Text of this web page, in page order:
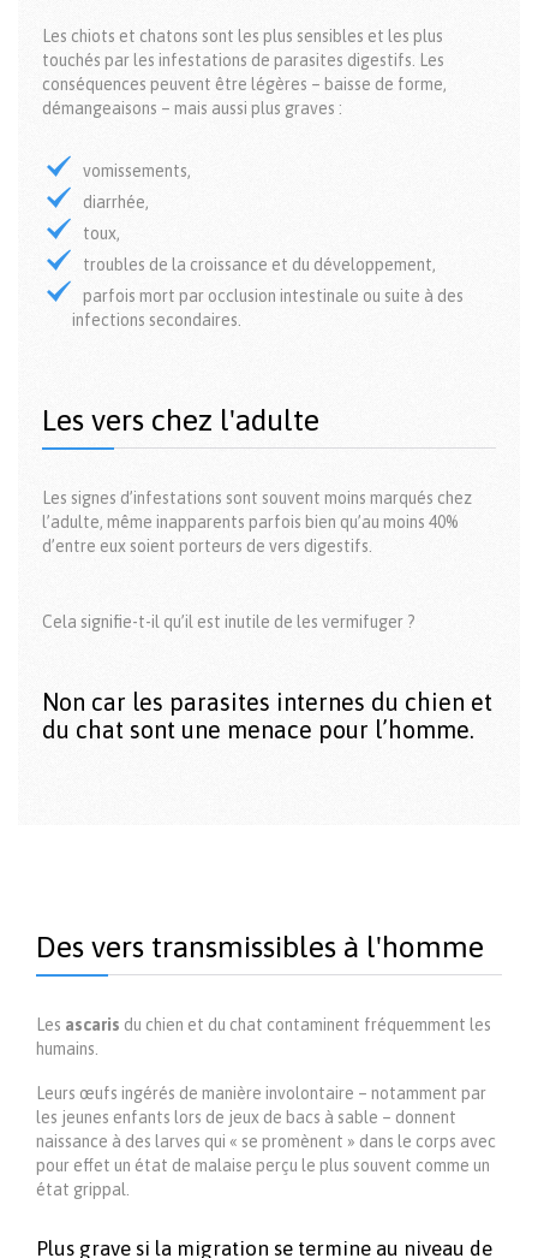
Les chiots et chatons sont les plus sensibles et les plus
touchés par les infestations de parasites digestifs. Les
conséquences peuvent être légères – baisse de forme,
démangeaisons – mais aussi plus graves :
vomissements,
diarrhée,
toux,
troubles de la croissance et du développement,
parfois mort par occlusion intestinale ou suite à des
infections secondaires.
Les vers chez l'adulte
Les signes d’infestations sont souvent moins marqués chez
l’adulte, même inapparents parfois bien qu’au moins 40%
d’entre eux soient porteurs de vers digestifs.
Cela signifie-t-il qu’il est inutile de les vermifuger ?
Non car les parasites internes du chien et
du chat sont une menace pour l’homme.
Des vers transmissibles à l'homme
Les ascaris du chien et du chat contaminent fréquemment les
humains.
Leurs œufs ingérés de manière involontaire – notamment par
les jeunes enfants lors de jeux de bacs à sable – donnent
naissance à des larves qui « se promènent » dans le corps avec
pour effet un état de malaise perçu le plus souvent comme un
état grippal.
Plus grave si la migration se termine au niveau de